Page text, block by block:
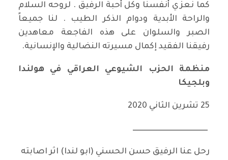
كما نعزي أنفسنا وكل أحبة الرفيق . لروحه السلام
والراحة الأبدية ودوام الذكر الطيب . لنا جميعاً
الصبر والسلوان على هذه الفاجعة معاهدين
رفيقنا الفقيد إكمال مسيرته النضالية والإنسانية.
منظمة
الحزب الشيوعي العراقي في هولندا
وبلجيكا
25 تشرين الثاني 2020
ـــــــــــــــــــــــــــــــــــــــــــــــــ
رحل عنا الرفيق حسن الحسني (ابو لندا) اثر اصابته